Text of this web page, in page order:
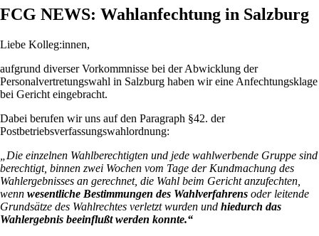
FCG NEWS: Wahlanfechtung in Salzburg
Liebe Kolleg:innen,
aufgrund diverser Vorkommnisse bei der Abwicklung der
Personalvertretungswahl in Salzburg haben wir eine Anfechtungsklage
bei Gericht eingebracht.
Dabei berufen wir uns auf den Paragraph §42. der
Postbetriebsverfassungswahlordnung:
„Die einzelnen Wahlberechtigten und jede wahlwerbende Gruppe sind
berechtigt, binnen zwei Wochen vom Tage der Kundmachung des
Wahlergebnisses an gerechnet, die Wahl beim Gericht anzufechten,
wenn wesentliche Bestimmungen des Wahlverfahrens oder leitende
Grundsätze des Wahlrechtes verletzt wurden und hiedurch das
Wahlergebnis beeinflußt werden konnte.“